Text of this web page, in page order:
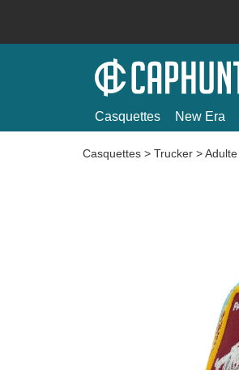
Casquettes New Era
Casquettes > Trucker >Adulte